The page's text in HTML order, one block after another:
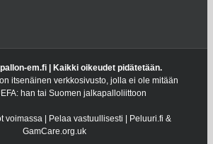
em.fi | Kaikki oikeudet pidätetään.
itsenäinen verkkosivusto, jolla ei ole mitään
han tai Suomen jalkapalloliittoon
voimassa | Pelaa vastuullisesti | Peluuri.fi &
GamCare.org.uk